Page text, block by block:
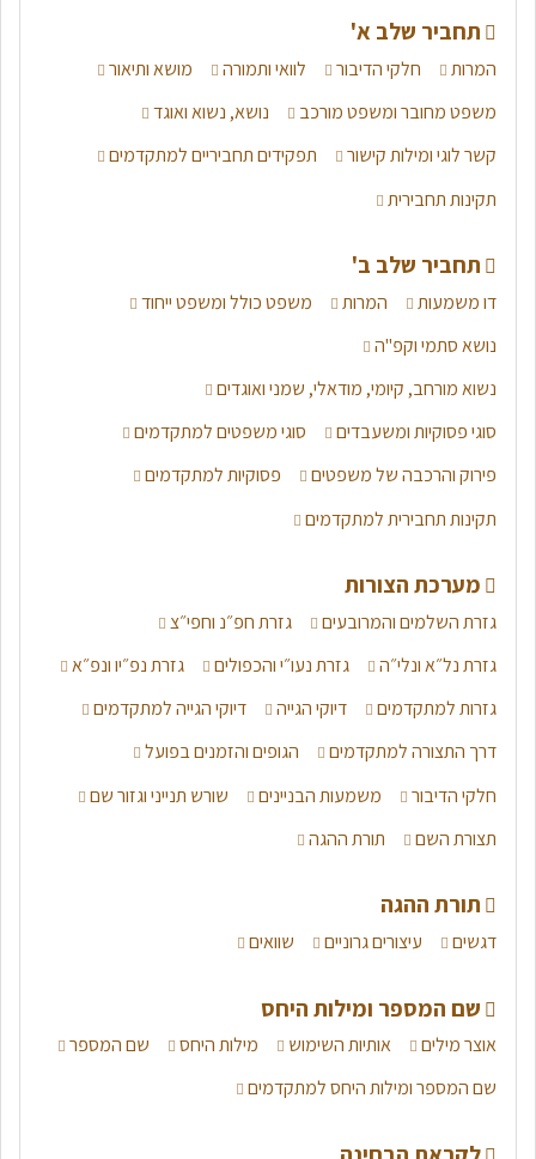
תחביר שלב א'
המרות חלקי הדיבור לוואי ותמורה
מושא ותיאור
משפט מחובר ומשפט מורכב
נושא, נשוא ואוגד
קשר לוגי ומילות קישור
תפקידים תחביריים למתקדמים
תקינות תחבירית
תחביר שלב ב'
דו משמעות המרות
משפט כולל ומשפט ייחוד
נושא סתמי וקפ"ה
נשוא מורחב, קיומי, מודאלי, שמני ואוגדים
סוגי פסוקיות ומשעבדים
סוגי משפטים למתקדמים
פירוק והרכבה של משפטים
פסוקיות למתקדמים
תקינות תחבירית למתקדמים
מערכת הצורות
גזרת השלמים והמרובעים
גזרת חפ״נ וחפי״צ
גזרת נל״א ונלי״ה
גזרת נעו״י והכפולים
גזרת נפ״יו ונפ״א
גזרות למתקדמים
דיוקי הגייה
דיוקי הגייה למתקדמים
דרך התצורה למתקדמים
הגופים והזמנים בפועל
חלקי הדיבור
משמעות הבניינים
שורש תנייני וגזור שם
תצורת השם
תורת ההגה
תורת ההגה
דגשים עיצורים גרוניים שוואים
שם המספר ומילות היחס
אוצר מילים אותיות השימוש מילות היחס
שם המספר
שם המספר ומילות היחס למתקדמים